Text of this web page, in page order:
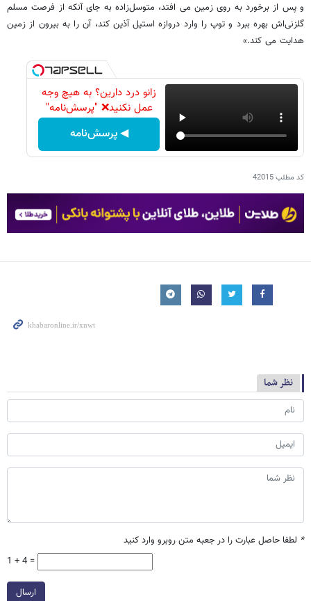
و پس از برخورد به روی زمین می افتد، متوسل‌زاده به جای آنکه از فرصت مسلم
گلزنی‌اش بهره ببرد و توپ را وارد دروازه استیل آذین کند، آن را به بیرون از زمین
هدایت می کند.»
زانو درد دارین؟ به هیچ وجه
عمل نکنید❌ "پرسش‌نامه"
◀ پرسش‌نامه
کد مطلب42015
نظر شما
* لطفا حاصل عبارت را در جعبه متن روبرو وارد کنید
1 + 4 =
ارسال